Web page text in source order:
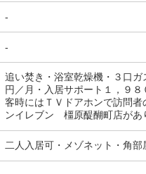
-
-
追い焚き・浴室乾燥機・３口
円／月・入居サポート１，９
客時にはＴＶドアホンで訪問
ンイレブン 橿原醍醐町店があ
二人入居可・メゾネット・角